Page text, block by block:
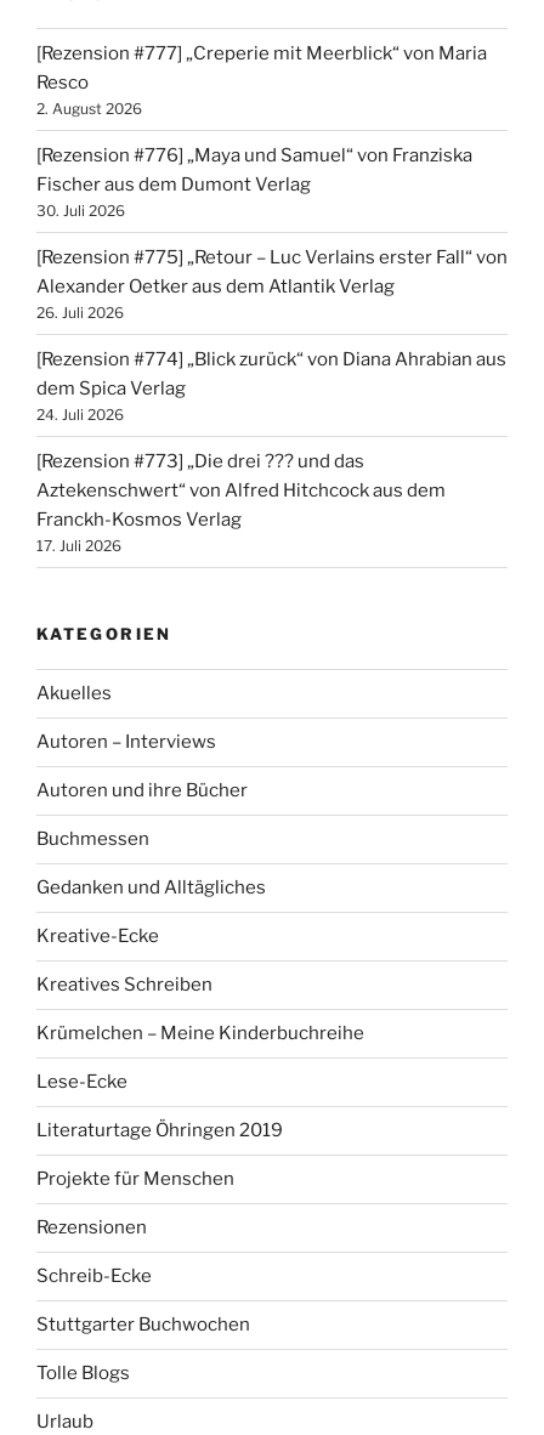
[Rezension #777] „Creperie mit Meerblick“ von Maria
Resco
2. August 2026
[Rezension #776] „Maya und Samuel“ von Franziska
Fischer aus dem Dumont Verlag
30. Juli 2026
[Rezension #775] „Retour – Luc Verlains erster Fall“ von
Alexander Oetker aus dem Atlantik Verlag
26. Juli 2026
[Rezension #774] „Blick zurück“ von Diana Ahrabian aus
dem Spica Verlag
24. Juli 2026
[Rezension #773] „Die drei ??? und das
Aztekenschwert“ von Alfred Hitchcock aus dem
Franckh-Kosmos Verlag
17. Juli 2026
KATEGORIEN
Akuelles
Autoren – Interviews
Autoren und ihre Bücher
Buchmessen
Gedanken und Alltägliches
Kreative-Ecke
Kreatives Schreiben
Krümelchen – Meine Kinderbuchreihe
Lese-Ecke
Literaturtage Öhringen 2019
Projekte für Menschen
Rezensionen
Schreib-Ecke
Stuttgarter Buchwochen
Tolle Blogs
Urlaub